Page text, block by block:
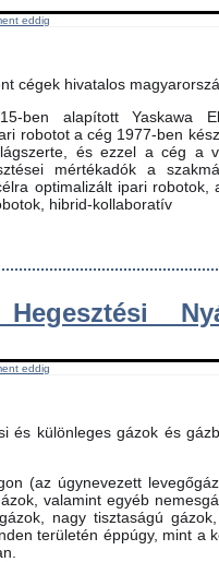
eddig
cégek hivatalos
ben alapított Yaskawa
robotot a cég 1977-ben
és ezzel a cég a
mértékadók a
optimalizált ipari robotok,
hibrid-kollaboratív
eddig
és különleges gázok és
(az úgynevezett
valamint egyéb
nagy tisztaságú
területén éppúgy, mint a